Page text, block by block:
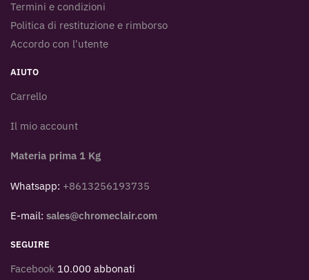
Termini e condizioni
Politica di restituzione e rimborso
Accordo con l'utente
AIUTO
Carrello
Il mio account
Materia prima 1 Kg
Whatsapp: +8613256193735
E-mail: sales@chromeclair.com
SEGUIRE
Facebook 10.000 abbonati